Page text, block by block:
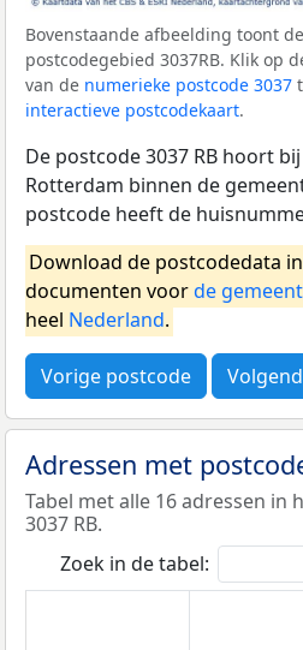
Bovenstaande afbeelding toont
postcodegebied 3037RB. Klik op
van de numerieke postcode 3037
interactieve postcodekaart.
De postcode 3037 RB hoort
Rotterdam binnen de
postcode heeft de
Download de postcodedata
documenten voorde
heel Nederland.
Vorige postcode
Adressen met
Tabel met alle 16 adressen in
3037 RB.
Zoek in de tabel: